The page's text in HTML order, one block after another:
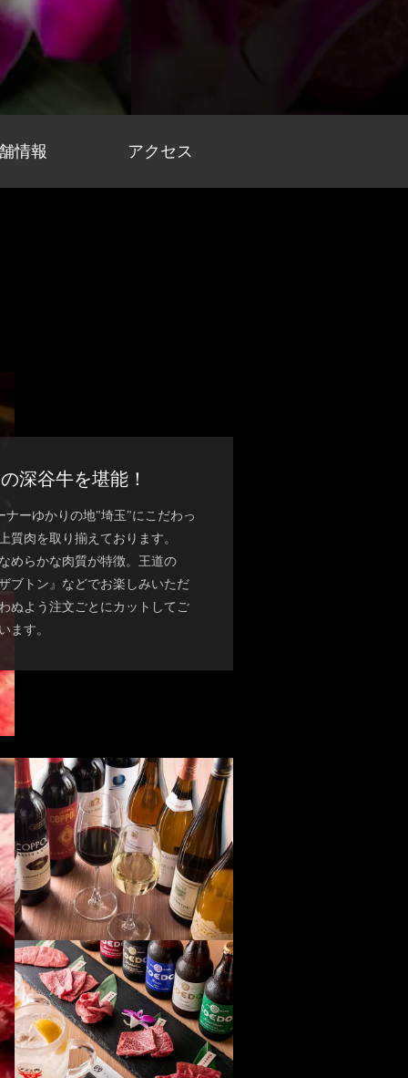
情報 アクセス
深谷牛を堪能！
ナーゆかりの地"埼玉"にこだわっ
質肉を取り揃えております。
めらかな肉質が特徴。王道の
ブトン』などでお楽しみいただ
ぬよう注文ごとにカットしてご
ます。